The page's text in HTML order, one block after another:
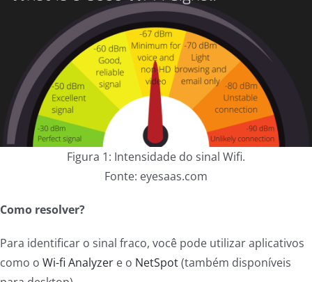
Figura 1: Intensidade do sinal Wifi.
Fonte: eyesaas.com
Como resolver?
Para identificar o sinal fraco, você pode utilizar aplicativos
como o Wi-fi Analyzere o NetSpot(também disponíveis